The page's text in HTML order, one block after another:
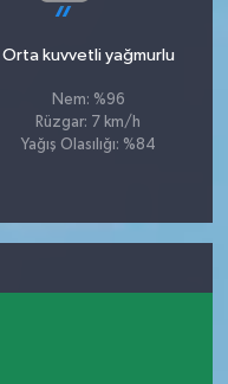
Orta kuvvetli yağmurlu
Nem: %96
Rüzgar: 7 km/h
Yağış Olasılığı: %84